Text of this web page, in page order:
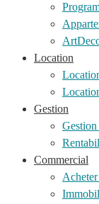
Location
Gestion
Commercial